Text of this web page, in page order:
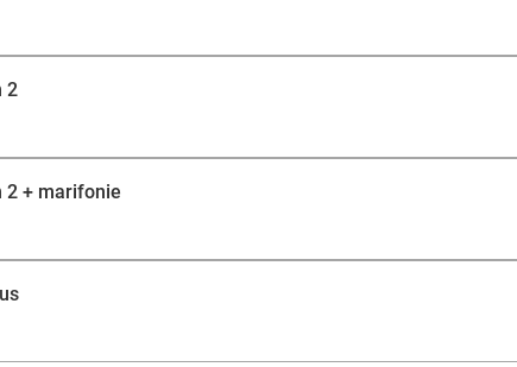
2
2 + marifonie